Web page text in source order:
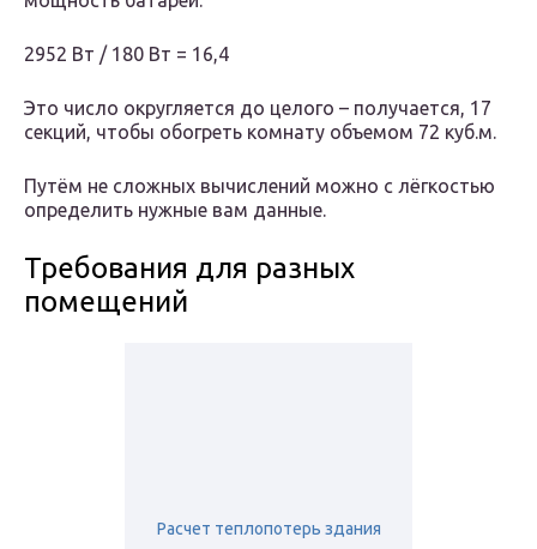
2952 Вт / 180 Вт = 16,4
Это число округляется до целого – получается, 17
секций, чтобы обогреть комнату объемом 72 куб.м.
Путём не сложных вычислений можно с лёгкостью
определить нужные вам данные.
Требования для разных
помещений
Расчет теплопотерь здания